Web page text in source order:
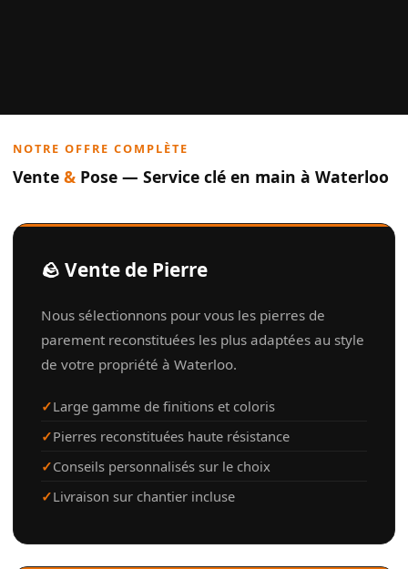
NOTRE OFFRE COMPLÈTE
Vente & Pose — Service clé en main à Waterloo
🪨 Vente de Pierre
Nous sélectionnons pour vous les pierres de
parement reconstituées les plus adaptées au style
de votre propriété à Waterloo.
Large gamme de finitions et coloris
Pierres reconstituées haute résistance
Conseils personnalisés sur le choix
Livraison sur chantier incluse